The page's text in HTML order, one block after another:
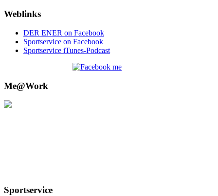
Weblinks
DER ENER on Facebook
Sportservice on Facebook
Sportservice iTunes-Podcast
Me@Work
Sportservice